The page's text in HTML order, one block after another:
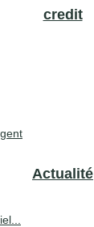
credit
Actualité